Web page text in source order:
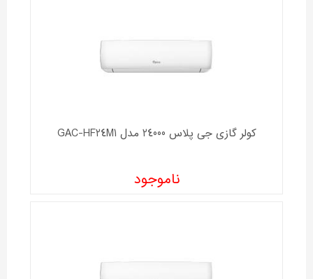
کولر گازی جی پلاس 24000 مدل GAC-HF24M1
ناموجود